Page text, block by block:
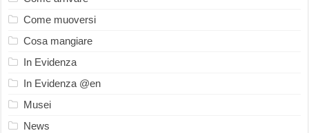
Come muoversi
Cosa mangiare
In Evidenza
In Evidenza @en
Musei
News